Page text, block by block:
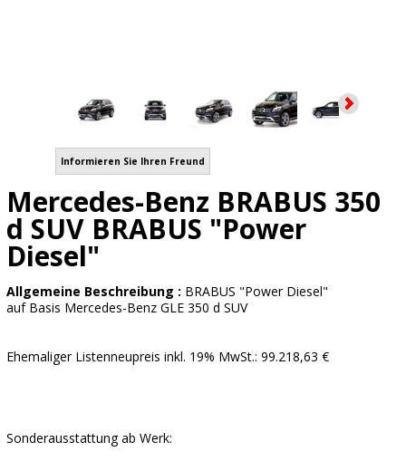
Informieren Sie Ihren Freund
Mercedes-Benz BRABUS 350
d SUV BRABUS "Power
Diesel"
Allgemeine Beschreibung : BRABUS "Power Diesel"
auf Basis Mercedes-Benz GLE 350 d SUV
Ehemaliger Listenneupreis inkl. 19% MwSt.: 99.218,63 €
Sonderausstattung ab Werk: